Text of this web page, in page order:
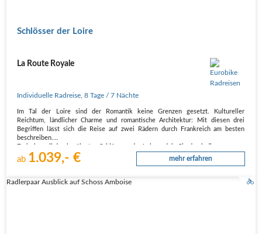
Schlösser der Loire
La Route Royale
Individuelle Radreise,8 Tage/ 7 Nächte
Im Tal der Loire sind der Romantik keine Grenzen gesetzt. Kultureller
Reichtum, ländlicher Charme und romantische Architektur: Mit diesen drei
Begriffen lässt sich die Reise auf zwei Rädern durch Frankreich am besten
beschreiben.
ab 1.039,- € mehr erfahren
Radlerpaar Ausblick auf Schoss Amboise